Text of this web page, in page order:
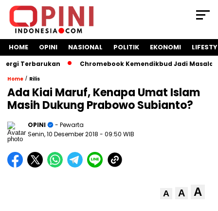
HOME OPINI NASIONAL POLITIK EKONOMI
Terbarukan Chromebook Kemendikbud Jadi Masalah
Home / Rilis
Ada Kiai Maruf, Kenapa Umat Islam
Masih Dukung Prabowo Subianto?
OPINI
- Pewarta
Senin, 10 Desember 2018 - 09:50 WIB
A A A